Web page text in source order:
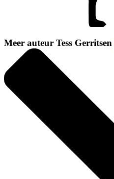
Meer auteur Tess Gerritsen